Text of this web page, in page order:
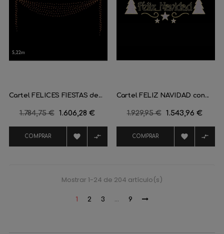
Cartel FELICES FIESTAS de...
Precio
1.784,75 € Precio
1.606,28 €
COMPRAR  
Cartel FELIZ NAVIDAD con...
Precio
1.929,95 € Precio
1.543,96 €
COMPRAR  
Mostrar 1-24 de 204 artículo(s)
1 2 3 … 9